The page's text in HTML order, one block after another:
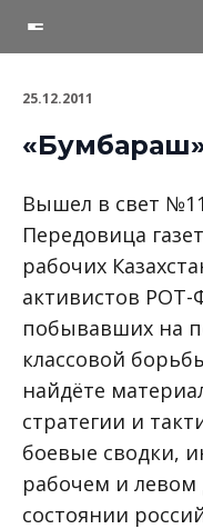
25.12.2011
Вышел в свет
Передовица
рабочих
активистов
побывавших на
классовой
найдёте
стратегии и
боевые сводки,
рабочем и
состоянии